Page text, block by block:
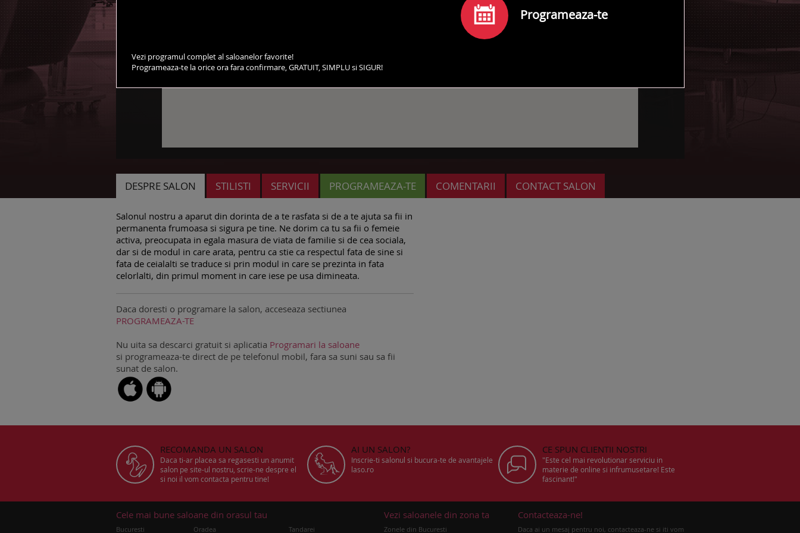
DESPRE SALON STILISTI SERVICII PROGRAMEAZA-TE COMENTARII CONTACT SALON
Salonul nostru a aparut din dorinta de a te rasfata si de a te ajuta sa fii in
permanenta frumoasa si sigura pe tine. Ne dorim ca tu sa fii o femeie
activa, preocupata in egala masura de viata de familie si de cea sociala,
dar si de modul in care arata, pentru ca stie ca respectul fata de sine si
fata de ceialalti se traduce si prin modul in care se prezinta in fata
celorlalti, din primul moment in care iese pe usa dimineata.
Daca doresti o programare la salon, acceseaza sectiunea
PROGRAMEAZA-TE
Nu uita sa descarci gratuit si aplicatia Programari la saloane
si programeaza-te direct de pe telefonul mobil, fara sa suni sau sa fii
sunat de salon.
RECOMANDA UN SALON
Daca ti-ar placea sa regasesti un anumit
salon pe site-ul nostru, scrie-ne despre el
si noi il vom contacta pentru tine!
AI UN SALON?
Inscrie-ti salonul si bucura-te de avantajele
laso.ro
CE SPUN CLIENTII NOSTRI
"Este cel mai revolutionar serviciu in
materie de online si infrumusetare! Este
fascinant!"
Cele mai bune saloane din orasul tau
Bucuresti Oradea Tandarei
Vezi saloanele din zona ta
Zonele din Bucuresti
Contacteaza-ne!
Daca ai un mesaj pentru noi, contacteaza-ne si iti vom
Programeaza-te
Vezi programul complet al saloanelor favorite!
Programeaza-te la orice ora fara confirmare, GRATUIT, SIMPLU si SIGUR!